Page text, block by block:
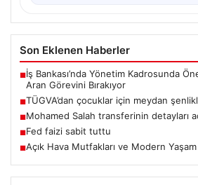
Son Eklenen Haberler
■İş Bankası’nda Yönetim Kadrosunda
Aran Görevini Bırakıyor
■TÜGVA’dan çocuklar için meydan
■Mohamed Salah transferinin detayları
■Fed faizi sabit tuttu
■Açık Hava Mutfakları ve Modern